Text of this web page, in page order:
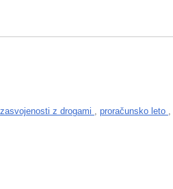
z drogami proračunsko leto